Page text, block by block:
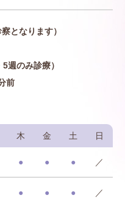
となります）
のみ診療）
前
木 金 土 日
● ● ● ／
● ● ● ／